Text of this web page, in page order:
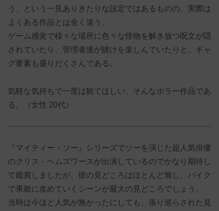
う、という一見ありきたりな設定ではあるものの、実際は
よくある作品とは全く違う。
ゲーム感覚で様々な場所に色々な怪物を解き放つ呪文が隠
されていたり、管理者達が賭けを楽しんでいたりと、ギャ
グ要素も盛りだくさんである。
気軽な気持ちで一度は観てほしい、そんなホラー作品であ
る。（女性 20代）
『マイティー・ソー』シリーズでソーを演じた超人気俳優
のクリス・ヘムズワースが出演しているのでかなり期待し
て鑑賞しましたが、彼の見どころはほとんど無し。バイク
で果敢に攻めていくシーンが最大の見どころでしょう。
当時は今ほど人気が無かったにしても、張り巡らされた見